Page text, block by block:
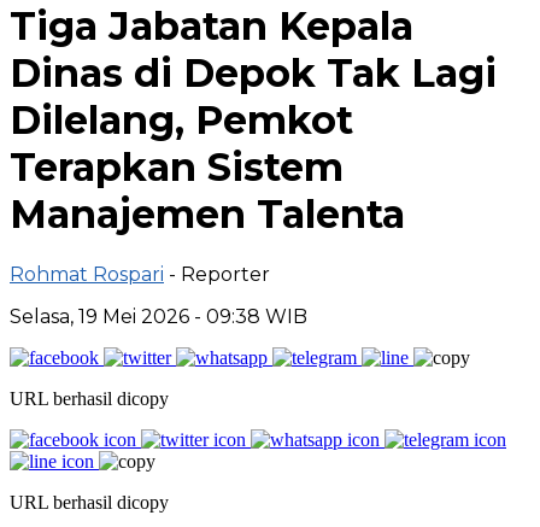
Tiga Jabatan Kepala
Dinas di Depok Tak Lagi
Dilelang, Pemkot
Terapkan Sistem
Manajemen Talenta
Rohmat Rospari - Reporter
Selasa, 19 Mei 2026 - 09:38 WIB
URL berhasil dicopy
URL berhasil dicopy